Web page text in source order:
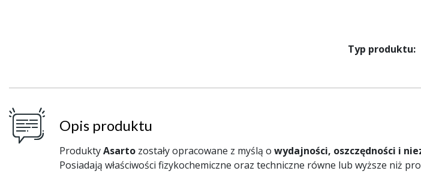
Typ produktu:
Opis produktu
ProduktyAsarto zostały opracowane z myślą o wydajności, oszczędności i
Posiadają właściwości fizykochemiczne oraz techniczne równe lub wyższe niż